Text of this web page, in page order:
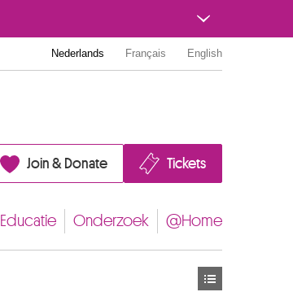
Nederlands Français English
Join & Donate Tickets
Educatie Onderzoek @Home